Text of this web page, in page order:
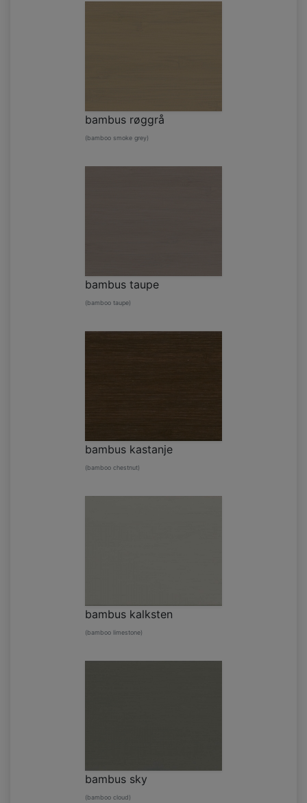
bambus røggrå
(bamboo smoke grey)
bambus taupe
(bamboo taupe)
bambus kastanje
(bamboo chestnut)
bambus kalksten
(bamboo limestone)
bambus sky
(bamboo cloud)